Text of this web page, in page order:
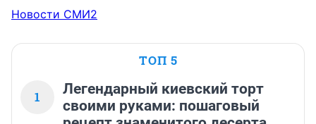
Новости СМИ2
ТОП 5
1
Легендарный киевский торт
своими руками: пошаговый